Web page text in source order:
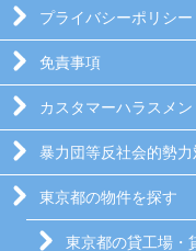
プライバシーポリシー
免責事項
カスタマーハラスメ
暴力団等反社会的勢
東京都の物件を探す
東京都の貸工場・